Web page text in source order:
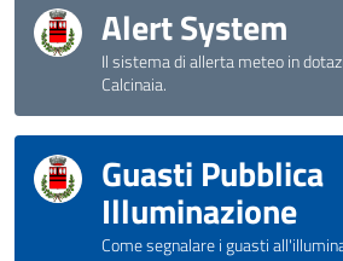
Alert System
Il sistema di allerta meteo in
Calcinaia.
Guasti Pubblica
Illuminazione
Come segnalare i guasti